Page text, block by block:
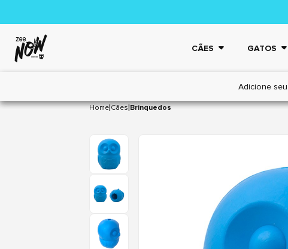
CÃES GATOS
Adicione
Home|Cães|Brinquedos